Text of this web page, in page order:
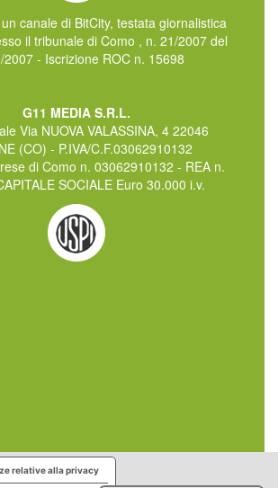
canale di BitCity, testata giornalistica
il tribunale di Como , n. 21/2007 del
2007 - Iscrizione ROC n. 15698
G11 MEDIA S.R.L.
Via NUOVA VALASSINA, 4 22046
(CO) - P.IVA/C.F.03062910132
di Como n. 03062910132 - REA n.
SOCIALE Euro 30.000 i.v.
relative alla privacy